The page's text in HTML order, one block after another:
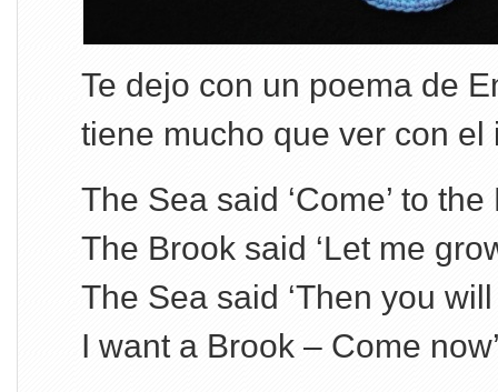
Te dejo con un poema de
tiene mucho que ver con el
The Sea said ‘Come’ to
The Brook said ‘Let me
The Sea said ‘Then you will
I want a Brook – Come